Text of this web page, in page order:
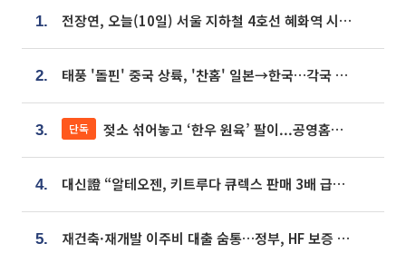
1. 전장연, 오늘(10일) 서울 지하철 4호선 혜화역 시위…1호선 용산역 무정차
2. 태풍 '돌핀' 중국 상륙, '찬홈' 일본→한국…각국 기상청 예상 경로는?
3. 단독 젖소 섞어놓고 ‘한우 원육’ 팔이...공영홈쇼핑 표기·검증 구멍
4. 대신證 “알테오젠, 키트루다 큐렉스 판매 3배 급증…목표가 41만원 상향”
5. 재건축·재개발 이주비 대출 숨통…정부, HF 보증 신설 추진